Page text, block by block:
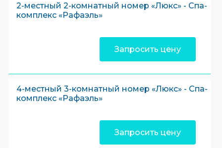
2-местный 2-комнатный номер «Люкс» - Спа-
комплекс «Рафаэль»
Запросить цену
4-местный 3-комнатный номер «Люкс» - Спа-
комплекс «Рафаэль»
Запросить цену